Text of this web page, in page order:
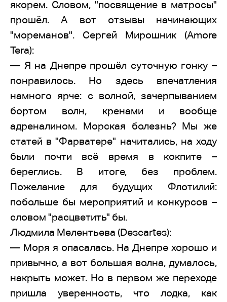
якорем. Словом, "посвящение в матросы"
прошёл. А вот отзывы начинающих
"мореманов". Сергей Мирошник (Amore
Tera):
— Я на Днепре прошёл суточную гонку –
понравилось. Но здесь впечатления
намного ярче: с волной, зачерпыванием
бортом волн, кренами и вообще
адреналином. Морская болезнь? Мы же
статей в "Фарватере" начитались, на ходу
были почти всё время в кокпите –
береглись. В итоге, без проблем.
Пожелание для будущих Флотилий:
побольше бы мероприятий и конкурсов –
словом "расцветить" бы.
Людмила Мелентьева (Descartes):
— Моря я опасалась. На Днепре хорошо и
привычно, а вот большая волна, думалось,
накрыть может. Но в первом же переходе
пришла уверенность, что лодка, как